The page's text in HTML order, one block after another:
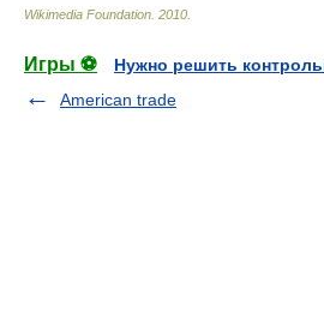
Wikimedia Foundation 2010
Игры ⚽
Нужно решить
American trade